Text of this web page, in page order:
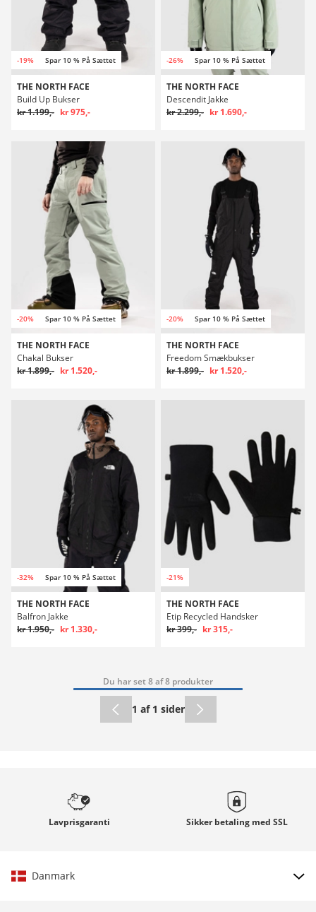
-19% Spar 10 % På Sættet
THE NORTH FACE
Build Up Bukser
kr 1.199,- kr 975,-
-26% Spar 10 % På Sættet
THE NORTH FACE
Descendit Jakke
kr 2.299,- kr 1.690,-
-20% Spar 10 % På Sættet
THE NORTH FACE
Chakal Bukser
kr 1.899,- kr 1.520,-
-20% Spar 10 % På Sættet
THE NORTH FACE
Freedom Smækbukser
kr 1.899,- kr 1.520,-
-32% Spar 10 % På Sættet
THE NORTH FACE
Balfron Jakke
kr 1.950,- kr 1.330,-
-21%
THE NORTH FACE
Etip Recycled Handsker
kr 399,- kr 315,-
Du har set 8 af 8 produkter
1 af 1 sider
Lavprisgaranti Sikker betaling med SSL
Danmark